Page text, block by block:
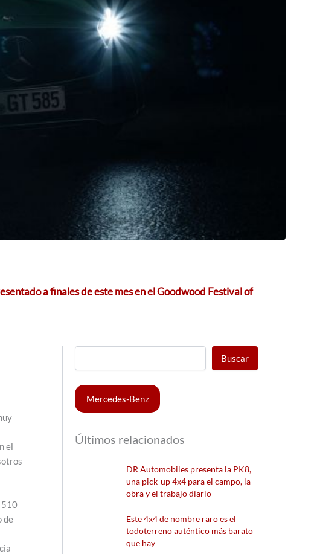
a finales de este mes en el Goodwood Festival of
el
510
de
Buscar
Mercedes-Benz
Últimos relacionados
DR Automobiles presenta la PK8,
una pick-up 4x4 para el campo, la
obra y el trabajo diario
Este 4x4 de nombre raro es el
todoterreno auténtico más barato
que hay